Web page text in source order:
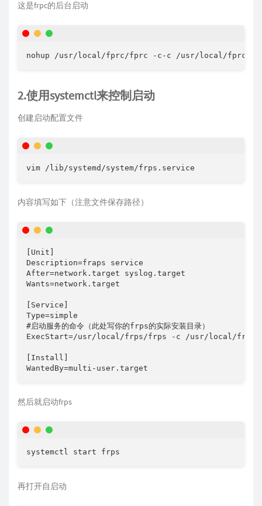
这是frpc的后台启动
nohup /usr/local/fprc/fprc -c-c /usr/local/fprc/
2.使用systemctl来控制启动
创建启动配置文件
vim /lib/systemd/system/frps.service
内容填写如下（注意文件保存路径）
[Unit]
Description=fraps service
After=network.target syslog.target
Wants=network.target
[Service]
Type=simple
#启动服务的命令（此处写你的frps的实际安装目录）
ExecStart=/usr/local/frps/frps -c /usr/local/
[Install]
WantedBy=multi-user.target
然后就启动frps
systemctl start frps
再打开自启动